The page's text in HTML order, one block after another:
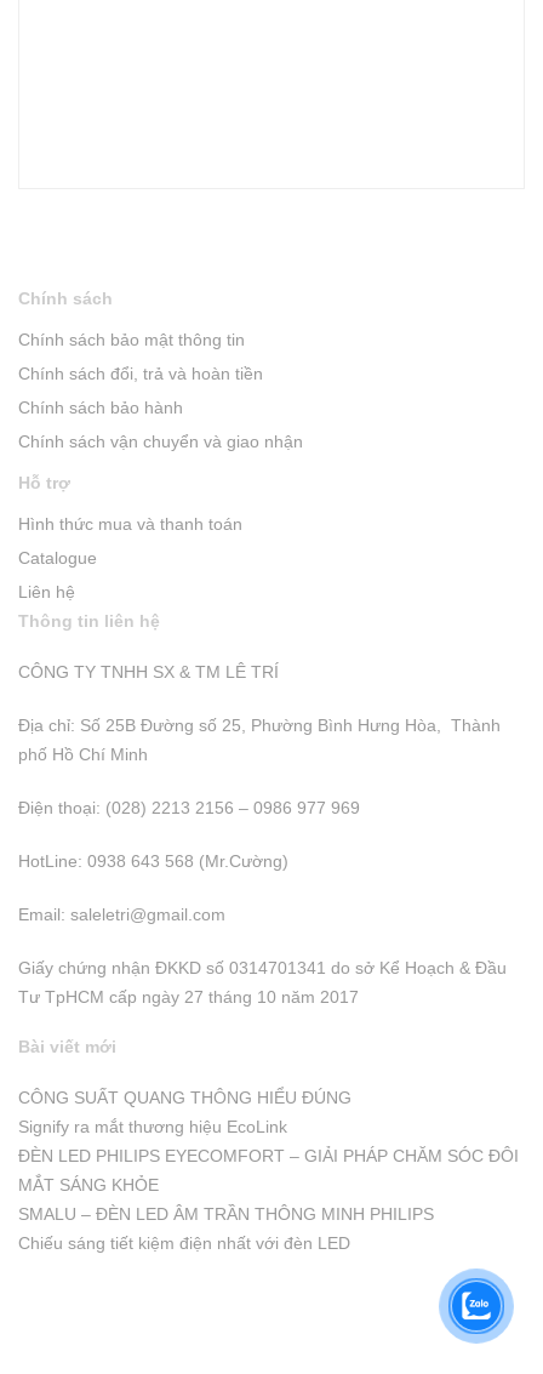
Chính sách
Chính sách bảo mật thông tin
Chính sách đổi, trả và hoàn tiền
Chính sách bảo hành
Chính sách vận chuyển và giao nhận
Hỗ trợ
Hình thức mua và thanh toán
Catalogue
Liên hệ
Thông tin liên hệ
CÔNG TY TNHH SX & TM LÊ TRÍ
Địa chỉ: Số 25B Đường số 25, Phường Bình Hưng Hòa, Thành
phố Hồ Chí Minh
Điện thoại: (028) 2213 2156 – 0986 977 969
HotLine: 0938 643 568 (Mr.Cường)
Email: saleletri@gmail.com
Giấy chứng nhận ĐKKD số 0314701341 do sở Kể Hoạch & Đầu
Tư TpHCM cấp ngày 27 tháng 10 năm 2017
Bài viết mới
CÔNG SUẤT QUANG THÔNG HIỂU ĐÚNG
Signify ra mắt thương hiệu EcoLink
ĐÈN LED PHILIPS EYECOMFORT – GIẢI PHÁP CHĂM SÓC ĐÔI
MẮT SÁNG KHỎE
SMALU – ĐÈN LED ÂM TRẦN THÔNG MINH PHILIPS
Chiếu sáng tiết kiệm điện nhất với đèn LED